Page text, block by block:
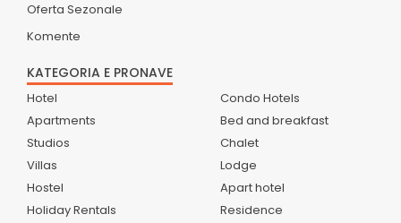
Oferta Sezonale
Komente
KATEGORIA E PRONAVE
Hotel
Apartments
Studios
Villas
Hostel
Holiday Rentals
Condo Hotels
Bed and breakfast
Chalet
Lodge
Apart hotel
Residence